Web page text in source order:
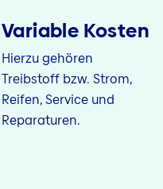
Variable Kosten
Hierzu gehören
Treibstoff bzw. Strom,
Reifen, Service und
Reparaturen.